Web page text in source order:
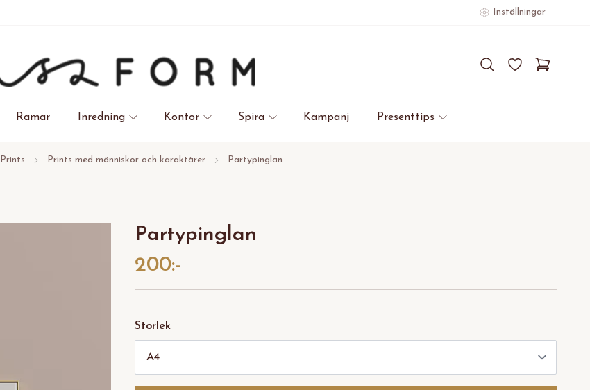
Inställningar
Ramar Inredning Kontor Spira Kampanj Presenttips
Prints Prints med människor och karaktärer Partypinglan
Partypinglan
200:-
Storlek